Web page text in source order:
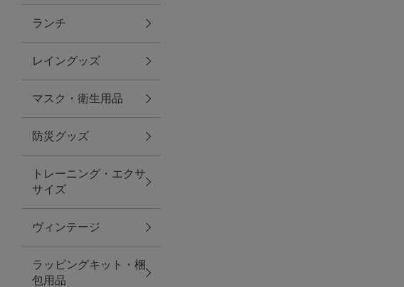
ファッション雑貨
ファッショングッズ
スマホケース・アクセサリー
ポーチ
ステーショナリー
その他
紅茶・フード
ランチ
レイングッズ
マスク・衛生用品
防災グッズ
トレーニング・エクサ
サイズ
ヴィンテージ
ラッピングキット・梱
包用品